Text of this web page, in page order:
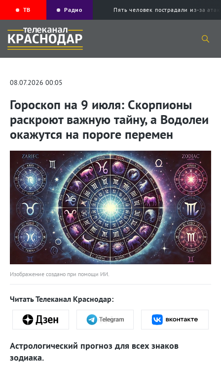
ТВ Радио Пять человек пострадали из-за
08.07.2026 00:05
Гороскоп на 9 июля: Скорпионы
раскроют важную тайну, а Водолеи
окажутся на пороге перемен
Изображение создано при помощи ИИ.
Читать Телеканал Краснодар:
Астрологический прогноз для всех знаков
зодиака.